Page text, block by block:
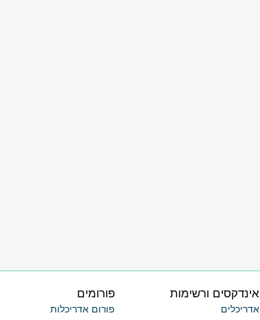
פורומים
פורום אדריכלות
אינדקסים ורשימות
אדריכלים